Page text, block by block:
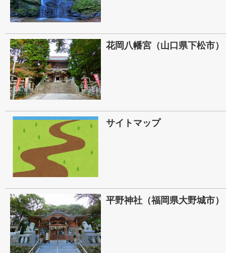
花岡八幡宮（山口県下松市）
サイトマップ
平野神社（福岡県大野城市）